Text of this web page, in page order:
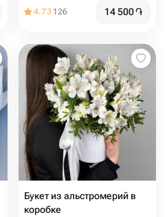
4.73 126 14 500֏
Букет из альстромерий в
коробке